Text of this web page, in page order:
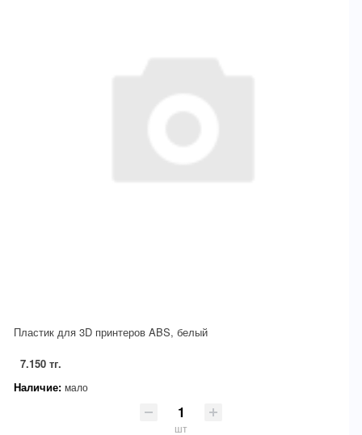
Пластик для 3D принтеров ABS, белый
7.150 тг.
Наличие: мало
шт